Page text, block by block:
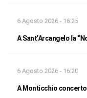
6 Agosto 2026 - 16:25
A Sant’Arcangelo la
6 Agosto 2026 - 16:20
A Monticchio